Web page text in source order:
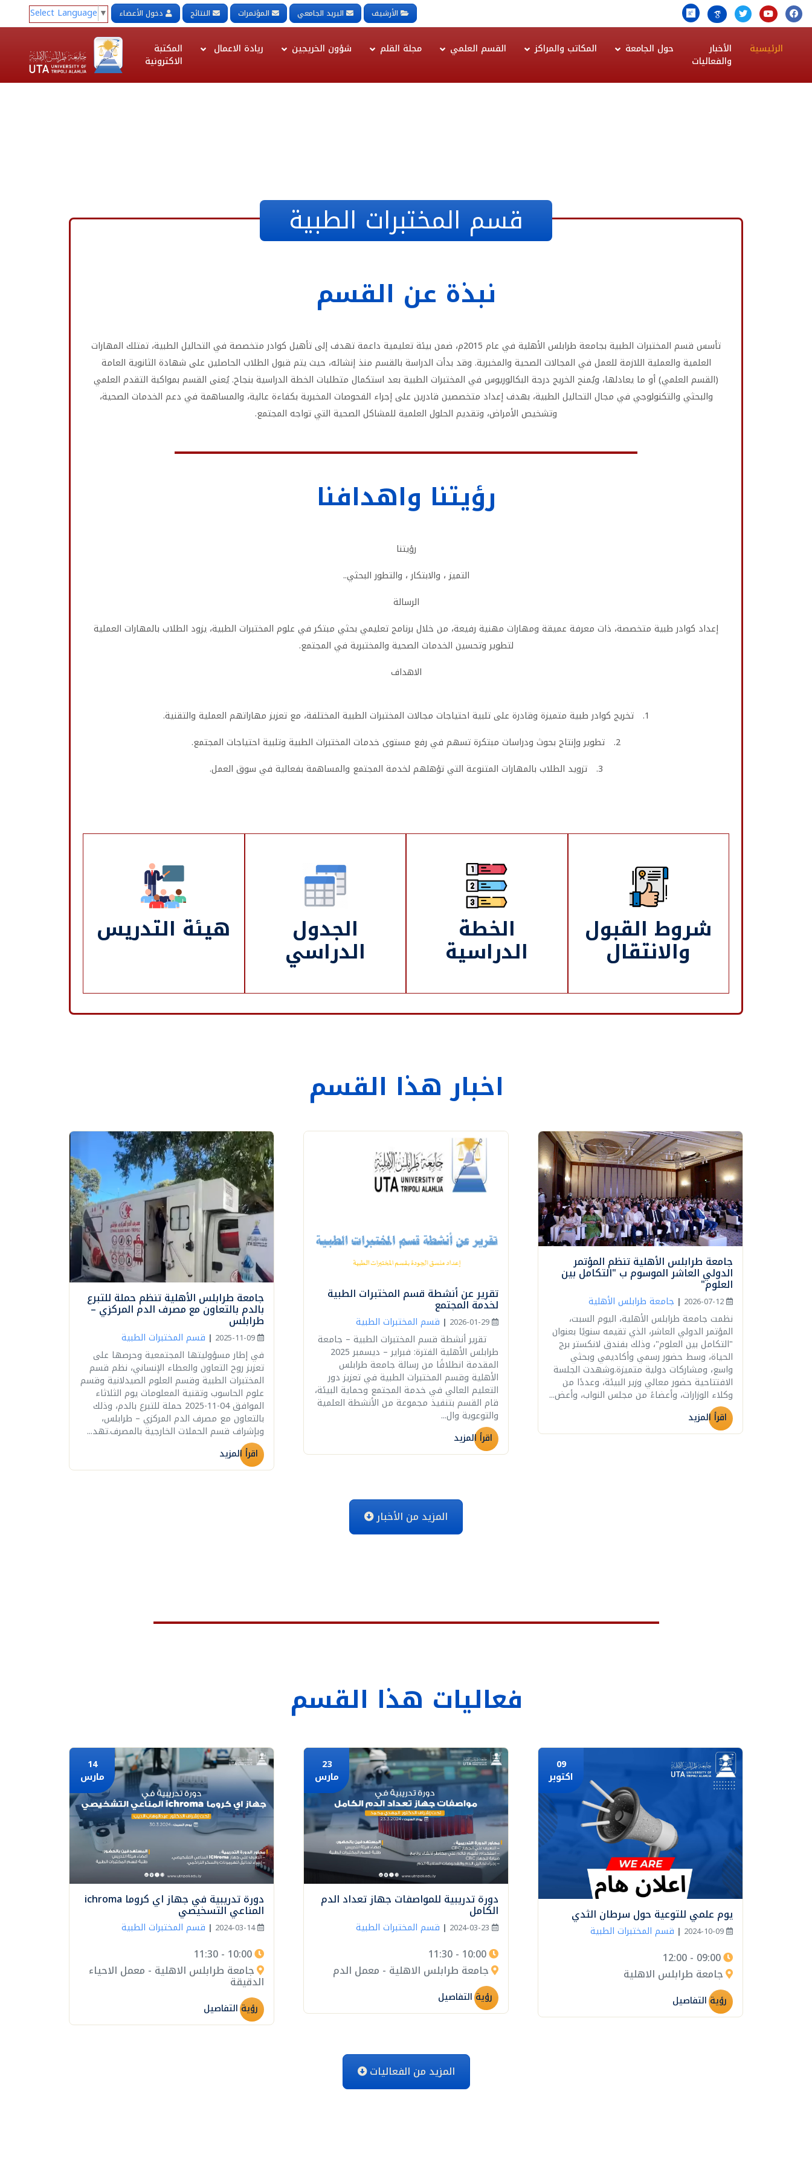
الأرشيف البريد الجامعي المؤتمرات النتائج دخول الأعضاء Select Language ▼
الرئيسية الأخبار
والفعاليات
حول الجامعة المكاتب والمراكز القسم العلمي مجلة القلم شؤون الخريجين ريادة الاعمال المكتبة
الاكترونية
قسم المختبرات الطبية
نبذة عن القسم
تأسس قسم المختبرات الطبية بجامعة طرابلس الأهلية في عام 2015م، ضمن بيئة تعليمية داعمة تهدف إلى تأهيل كوادر متخصصة في التحاليل الطبية، تمتلك المهارات
العلمية والعملية اللازمة للعمل في المجالات الصحية والمخبرية. وقد بدأت الدراسة بالقسم منذ إنشائه، حيث يتم قبول الطلاب الحاصلين على شهادة الثانوية العامة
(القسم العلمي) أو ما يعادلها، ويُمنح الخريج درجة البكالوريوس في المختبرات الطبية بعد استكمال متطلبات الخطة الدراسية بنجاح. يُعنى القسم بمواكبة التقدم العلمي
والبحثي والتكنولوجي في مجال التحاليل الطبية، بهدف إعداد متخصصين قادرين على إجراء الفحوصات المخبرية بكفاءة عالية، والمساهمة في دعم الخدمات الصحية،
وتشخيص الأمراض، وتقديم الحلول العلمية للمشاكل الصحية التي تواجه المجتمع.
رؤيتنا واهدافنا
رؤيتنا
التميز ، والابتكار ، والتطور البحثي..
الرسالة
إعداد كوادر طبية متخصصة، ذات معرفة عميقة ومهارات مهنية رفيعة، من خلال برنامج تعليمي بحثي مبتكر في علوم المختبرات الطبية، يزود الطلاب بالمهارات العملية
لتطوير وتحسين الخدمات الصحية والمختبرية في المجتمع.
الاهداف
1. تخريج كوادر طبية متميزة وقادرة على تلبية احتياجات مجالات المختبرات الطبية المختلفة، مع تعزيز مهاراتهم العملية والتقنية.
2. تطوير وإنتاج بحوث ودراسات مبتكرة تسهم في رفع مستوى خدمات المختبرات الطبية وتلبية احتياجات المجتمع.
3. تزويد الطلاب بالمهارات المتنوعة التي تؤهلهم لخدمة المجتمع والمساهمة بفعالية في سوق العمل.
شروط القبول
والانتقال
الخطة
الدراسية
الجدول
الدراسي
هيئة التدريس
اخبار هذا القسم
جامعة طرابلس الأهلية تنظم المؤتمر
الدولي العاشر الموسوم ب "التكامل بين
العلوم"
2026-07-12
| جامعة طرابلس الأهلية
نظمت جامعة طرابلس الأهلية، اليوم السبت،
المؤتمر الدولي العاشر، الذي تقيمه سنويًا بعنوان
"التكامل بين العلوم"، وذلك بفندق لانكستر برج
الحياة، وسط حضور رسمي وأكاديمي وبحثي
واسع، ومشاركات دولية متميزة.وشهدت الجلسة
الافتتاحية حضور معالي وزير البيئة، وعددًا من
وكلاء الوزارات، وأعضاءً من مجلس النواب، وأعض...
اقرأ المزيد
تقرير عن أنشطة قسم المختبرات الطبية
لخدمة المجتمع
2026-01-29
| قسم المختبرات الطبية
تقرير أنشطة قسم المختبرات الطبية – جامعة
طرابلس الأهلية الفترة: فبراير – ديسمبر 2025
المقدمة انطلاقًا من رسالة جامعة طرابلس
الأهلية وقسم المختبرات الطبية في تعزيز دور
التعليم العالي في خدمة المجتمع وحماية البيئة،
قام القسم بتنفيذ مجموعة من الأنشطة العلمية
والتوعوية وال...
اقرأ المزيد
جامعة طرابلس الأهلية تنظم حملة للتبرع
بالدم بالتعاون مع مصرف الدم المركزي –
طرابلس
2025-11-09
| قسم المختبرات الطبية
في إطار مسؤوليتها المجتمعية وحرصها على
تعزيز روح التعاون والعطاء الإنساني، نظم قسم
المختبرات الطبية وقسم العلوم الصيدلانية وقسم
علوم الحاسوب وتقنية المعلومات يوم الثلاثاء
الموافق 04-11-2025 حملة للتبرع بالدم، وذلك
بالتعاون مع مصرف الدم المركزي – طرابلس،
وبإشراف قسم الحملات الخارجية بالمصرف.تهد...
اقرأ المزيد
المزيد من الأخبار
فعاليات هذا القسم
09
اكتوبر
يوم علمي للتوعية حول سرطان الثدي
2024-10-09
| قسم المختبرات الطبية
09:00 - 12:00
جامعة طرابلس الاهلية
رؤية التفاصيل
23
مارس
دورة تدريبية للمواصفات جهاز تعداد الدم
الكامل
2024-03-23
| قسم المختبرات الطبية
10:00 - 11:30
جامعة طرابلس الاهلية - معمل الدم
رؤية التفاصيل
14
مارس
دورة تدريبية في جهاز اي كروما ichroma
المناعي التسخيصي
2024-03-14
| قسم المختبرات الطبية
10:00 - 11:30
جامعة طرابلس الاهلية - معمل الاحياء
الدقيقة
رؤية التفاصيل
المزيد من الفعاليات